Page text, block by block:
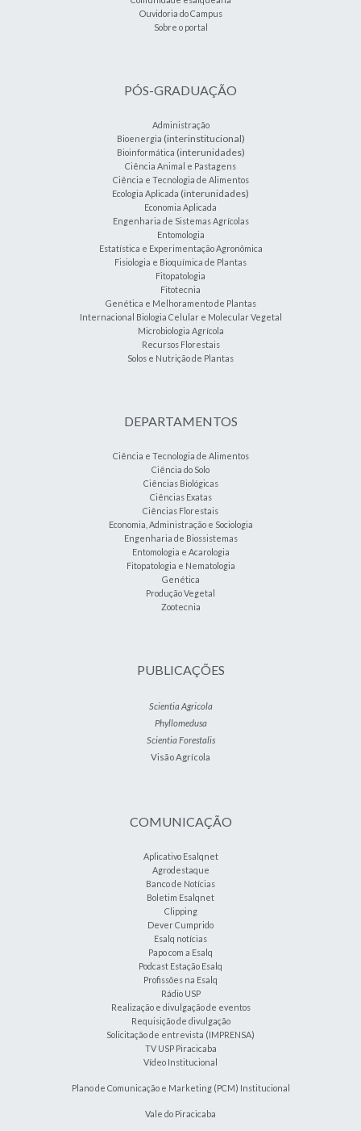
Ouvidoria do Campus
Sobre o portal
PÓS-GRADUAÇÃO
Administração
Bioenergia (interinstitucional)
Bioinformática (interunidades)
Ciência Animal e Pastagens
Ciência e Tecnologia de Alimentos
Ecologia Aplicada (interunidades)
Economia Aplicada
Engenharia de Sistemas Agrícolas
Entomologia
Estatística e Experimentação Agronômica
Fisiologia e Bioquímica de Plantas
Fitopatologia
Fitotecnia
Genética e Melhoramento de Plantas
Internacional Biologia Celular e Molecular Vegetal
Microbiologia Agrícola
Recursos Florestais
Solos e Nutrição de Plantas
DEPARTAMENTOS
Ciência e Tecnologia de Alimentos
Ciência do Solo
Ciências Biológicas
Ciências Exatas
Ciências Florestais
Economia, Administração e Sociologia
Engenharia de Biossistemas
Entomologia e Acarologia
Fitopatologia e Nematologia
Genética
Produção Vegetal
Zootecnia
PUBLICAÇÕES
Scientia Agricola
Phyllomedusa
Scientia Forestalis
Visão Agrícola
COMUNICAÇÃO
Aplicativo Esalqnet
Agrodestaque
Banco de Notícias
Boletim Esalqnet
Clipping
Dever Cumprido
Esalq notícias
Papo com a Esalq
Podcast Estação Esalq
Profissões na Esalq
Rádio USP
Realização e divulgação de eventos
Requisição de divulgação
Solicitação de entrevista (IMPRENSA)
TV USP Piracicaba
Vídeo Institucional
Plano de Comunicação e Marketing (PCM) Institucional
Vale do Piracicaba